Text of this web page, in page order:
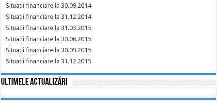
Situatii financiare la 30.09.2014
Situatii financiare la 31.12.2014
Situatii financiare la 31.03.2015
Situatii financiare la 30.06.2015
Situatii financiare la 30.09.2015
Situatii financiare la 31.12.2015
Ultimele actualizări